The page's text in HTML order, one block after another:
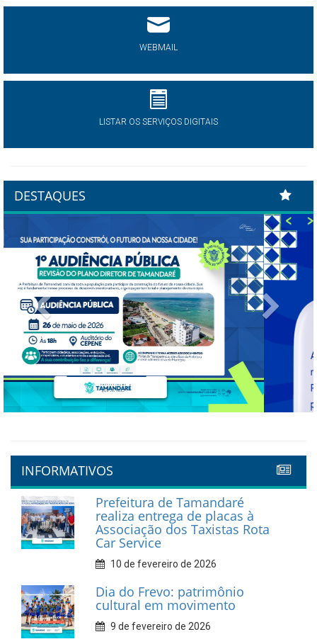
WEBMAIL
LISTAR OS SERVIÇOS DIGITAIS
DESTAQUES
Previous Next